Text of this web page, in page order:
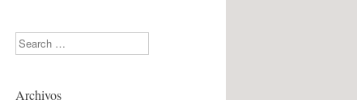
Search
Archivos